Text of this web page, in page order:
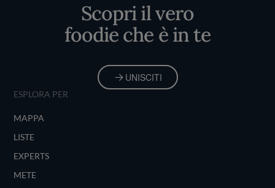
Scopri il vero
foodie che è in te
UNISCITI
ESPLORA PER
MAPPA
LISTE
EXPERTS
METE